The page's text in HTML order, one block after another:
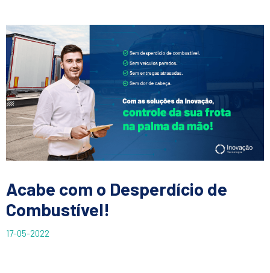
Acabe com o Desperdício de
Combustível!
17-05-2022